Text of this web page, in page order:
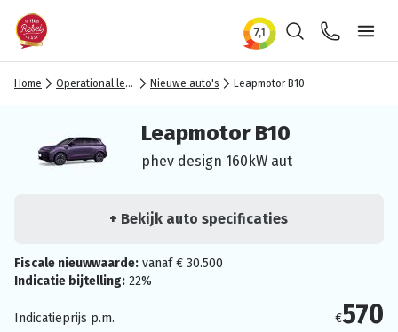
ZoekenContact
Home Operational lease Nieuwe auto's Leapmotor B10
Leapmotor B10
phev design 160kW aut
+ Bekijk auto specificaties
Fiscale nieuwwaarde: vanaf € 30.500
Indicatie bijtelling: 22%
Indicatieprijs p.m. €570